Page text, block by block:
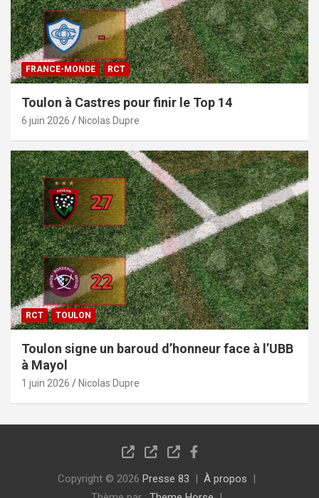
FRANCE-MONDE RCT
Toulon à Castres pour finir le Top 14
6 juin 2026 Nicolas Dupre
RCT TOULON
Toulon signe un baroud d’honneur face à l’UBB
à Mayol
1 juin 2026 Nicolas Dupre
Copyright © 2026 Presse 83
À propos